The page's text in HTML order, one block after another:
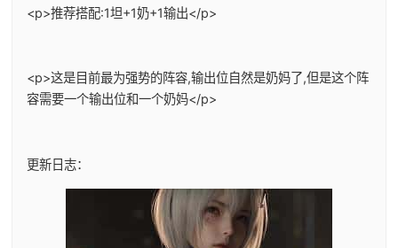
<p>推荐搭配:1坦+1奶+1输出</p>
<p>这是目前最为强势的阵容,输出位自然是奶妈了,但是这个阵
容需要一个输出位和一个奶妈</p>
更新日志：